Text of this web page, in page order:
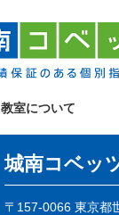
教室について
城南コベッ
〒157-0066 東京都